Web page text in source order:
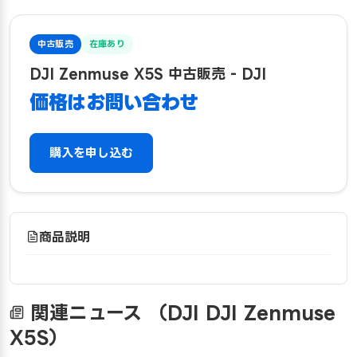
中古販売 在庫あり
DJI Zenmuse X5S 中古販売 - DJI
価格はお問い合わせ
購入を申し込む
商品説明
関連ニュース
（DJI DJI Zenmuse
X5S）